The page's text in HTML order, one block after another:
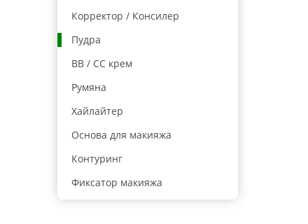
Корректор / Консилер
Пудра
BB / CC крем
Румяна
Хайлайтер
Основа для макияжа
Контуринг
Фиксатор макияжа